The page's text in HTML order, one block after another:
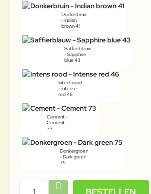
Donkerbruin
- Indian
brown 41
Saffierblauw
- Sapphire
blue 43
Intens rood
- Intense
red 46
Cement -
Cement
73
Donkergroen
- Dark green
75